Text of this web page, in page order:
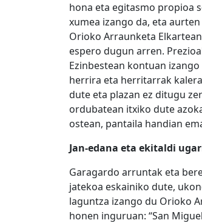
hona eta egitasmo propioa
xumea izango da, eta
Orioko Arraunketa
espero dugun arren.
Ezinbestean kontuan
herrira eta herritarrak
dute eta plazan ez ditugu
ordubatean itxiko dute
ostean, pantaila handian
Jan-edana eta ekitaldi
Garagardo arruntak eta
jatekoa eskainiko dute,
laguntza izango du Orioko
honen inguruan: “San